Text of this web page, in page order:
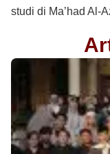
studi di Ma’had Al-